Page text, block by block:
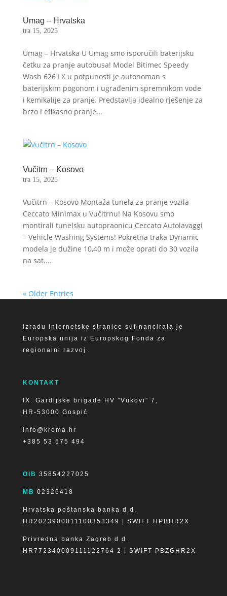
Umag – Hrvatska
tra 15, 2025
Umag – Hrvatska U Umag smo isporučili baterijsku
četku za pranje autobusa! Model Bitimec Speedy
Wash 626 LX u potpunosti je autonoman s
baterijskim pogonom i ugrađenim spremnikom vode
i kemikalije za pranje. Predstavlja idealno rješenje za
brzo i efikasno pranje...
Vučitrn – Kosovo
tra 15, 2025
Vučitrn – Kosovo Montaža tunela za pranje vozila
Ceccato Minimax u Vučitrnu! Na Kosovu smo
montirali tunelsku autopraonicu Ceccato Autolavaggi
– Vehicle Washing Systems! Pokretna traka Dynamic
modela je dužine 10,40 m i može oprati do 30 vozila
na sat....
« Older Entries
Izradu internetske stranice sufinancirala je
Europska unija iz Europskog Fonda za
regionalni razvoj.
KONTAKT
IX. Gardijske brigade HV ”Vukovi” 7,
HR-53000 Gospić
info@kroma.hr
+385 53 575 494
OIB 35854227025
MB 02326418
Hrvatska poštanska banka d.d.
HR2023900011100353349 | SWIFT HPBHR2X
Privredna banka Zagreb d.d.
HR772340009111122764 2 | SWIFT PBZGHR2X